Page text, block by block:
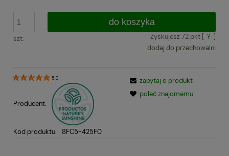
szt.
do koszyka
Zyskujesz72pkt [ ? ]
dodaj do przechowalni
5.0
Producent:
Kod produktu: 8FC5-425F0
zapytaj o produkt
poleć znajomemu